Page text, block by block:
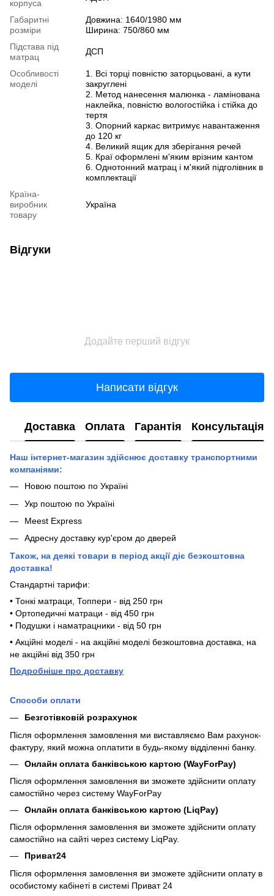
корпуса
Габаритні
розміри
Довжина: 1640/1980 мм
Ширина: 750/860 мм
Підстава під
матрац
ДСП
Особливості
моделі
1. Всі торці повністю заторцьовані, а кути
закруглені
2. Метод нанесення малюнка - ламінована
наклейка, повністю вологостійка і стійка до
тертя
3. Опорний каркас витримує навантаження
до 120 кг
4. Великий ящик для зберігання речей
5. Краї оформлені м'яким врізним кантом
6. Однотонний матрац і м'який підголівник в
комплектації
Країна-
виробник
товару
Україна
Відгуки
Додайте перший відгук
Написати відгук
Доставка Оплата Гарантія Консультація
Наш інтернет-магазин здійснює доставку транспортними
компаніями:
Новою поштою по Україні
Укр поштою по Україні
Meest Express
Адресну доставку кур'єром до дверей
Також, на деякі товари в період акції діє безкоштовна
доставка!
Стандартні тарифи:
• Тонкі матраци, Топпери - від 250 грн
• Ортопедичні матраци - від 450 грн
• Подушки і наматрацники - від 50 грн
• Акційні моделі - на акційні моделі безкоштовна доставка, на
не акційні від 350 грн
Подробніше про доставку
Способи оплати
Безготівковій розрахунок
Після оформлення замовлення ми виставляємо Вам рахунок-
фактуру, який можна оплатити в будь-якому відділенні банку.
Онлайн оплата банківською картою (WayForPay)
Після оформлення замовлення ви зможете здійснити оплату
самостійно через систему WayForPay
Онлайн оплата банківською картою (LiqPay)
Після оформлення замовлення ви зможете здійснити оплату
самостійно на сайті через систему LiqPay.
Приват24
Після оформлення замовлення ви зможете здійснити оплату в
особистому кабінеті в системі Приват 24